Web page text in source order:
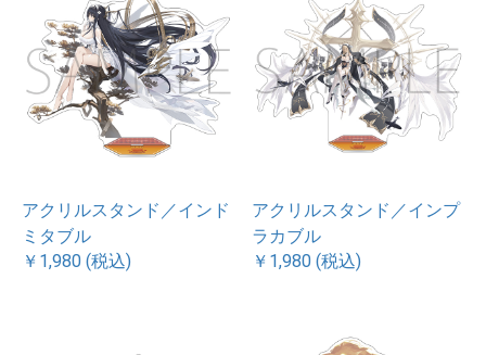
アクリルスタンド／インド
ミタブル
￥1,980 (税込)
アクリルスタンド／インプ
ラカブル
￥1,980 (税込)